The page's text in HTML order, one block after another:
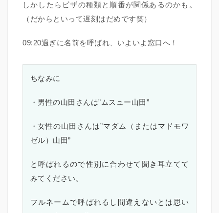
しかしたらビザの種類と順番が関係あるのかも。
（だからといって遅刻はだめです笑）
09:20過ぎに名前を呼ばれ、いよいよ窓口へ！
ちなみに
・男性の山田さんは”ムスュー山田”
・女性の山田さんは”マダム（またはマドモワ
ゼル）山田”
と呼ばれるので性別に合わせて聞き耳立てて
みてください。
フルネームで呼ばれるし間違えないとは思い